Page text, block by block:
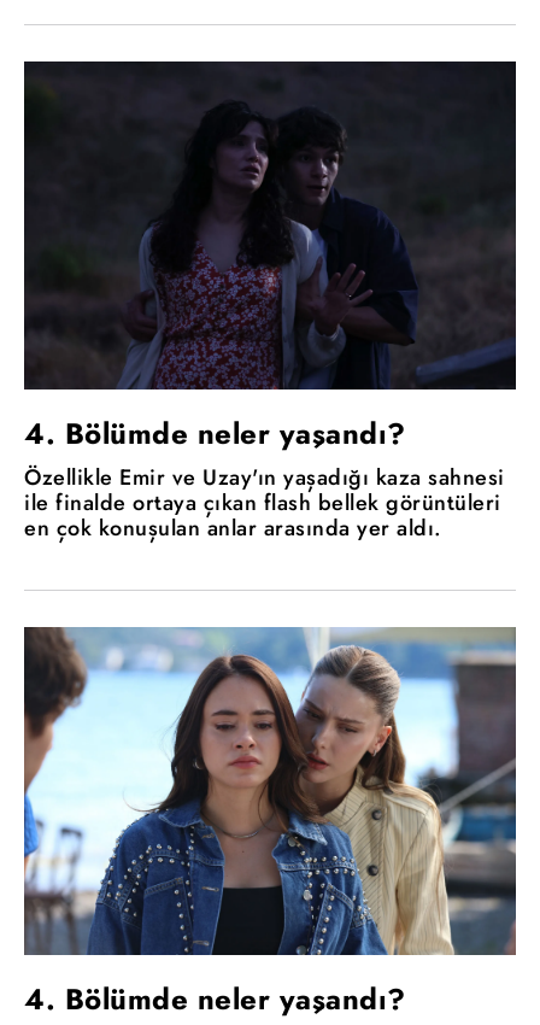
4. Bölümde neler yaşandı?
Özellikle Emir ve Uzay'ın yaşadığı kaza sahnesi
ile finalde ortaya çıkan flash bellek görüntüleri
en çok konuşulan anlar arasında yer aldı.
4. Bölümde neler yaşandı?